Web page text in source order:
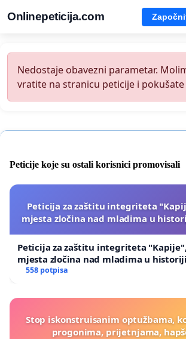
Onlinepeticija.com
Nedostaje obavezni parametar.
vratite na stranicu peticije i
Peticije koje su ostali korisnici promovisali
Peticija za zaštitu integriteta
mjesta zločina nad mladima u
Peticija za zaštitu integriteta
mjesta zločina nad mladima u
558 potpisa
Stop iskonstruisanim optužbama,
progonima, prijetnjama,